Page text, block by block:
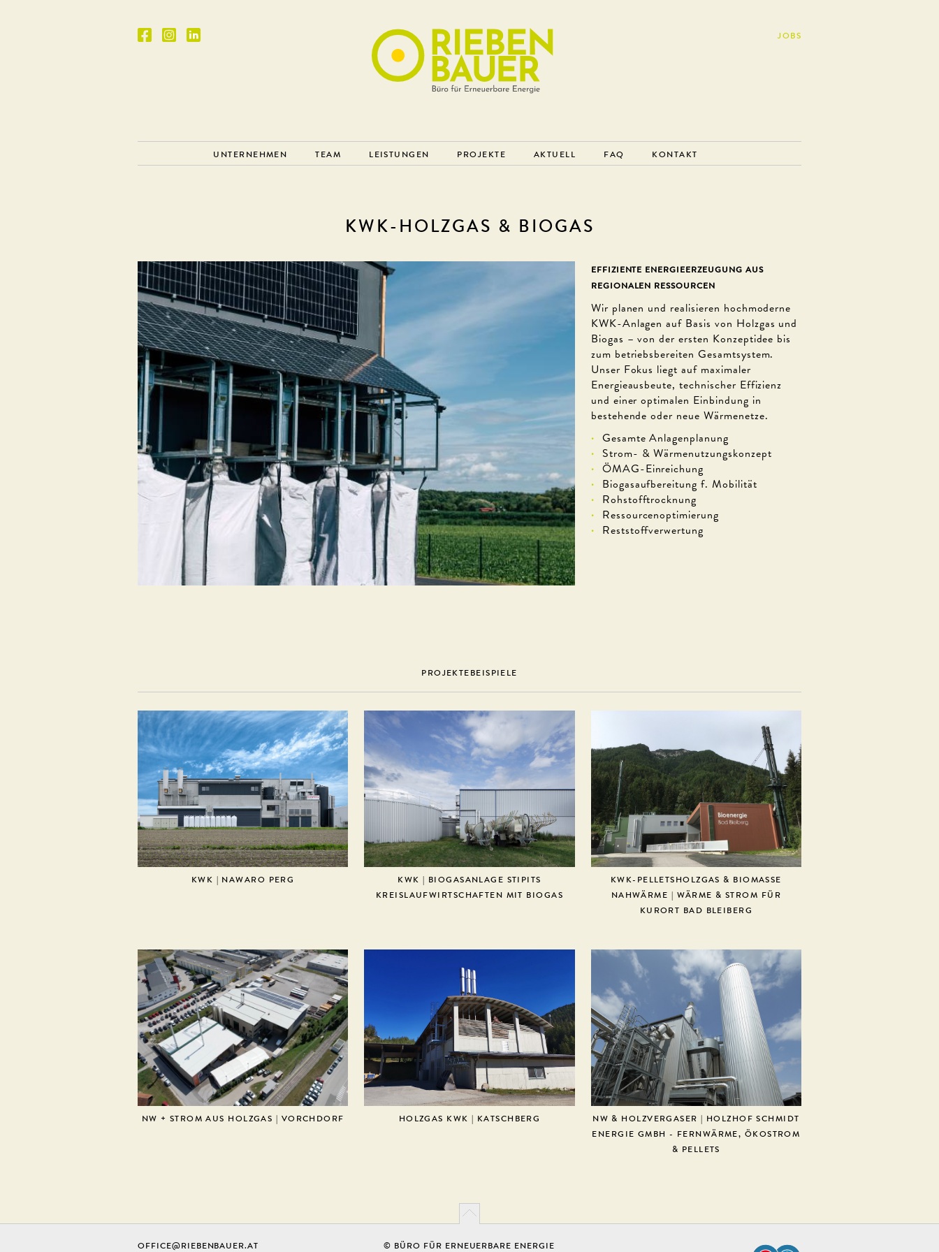
JOBS
UNTERNEHMEN TEAM LEISTUNGEN PROJEKTE AKTUELL FAQ KONTAKT
KWK-HOLZGAS & BIOGAS
EFFIZIENTE ENERGIEERZEUGUNG AUS
REGIONALEN RESSOURCEN
Wir planen und realisieren hochmoderne
KWK-Anlagen auf Basis von Holzgas und
Biogas – von der ersten Konzeptidee bis
zum betriebsbereiten Gesamtsystem.
Unser Fokus liegt auf maximaler
Energieausbeute, technischer Effizienz
und einer optimalen Einbindung in
bestehende oder neue Wärmenetze.
Gesamte Anlagenplanung
Strom- & Wärmenutzungskonzept
ÖMAG-Einreichung
Biogasaufbereitung f. Mobilität
Rohstofftrocknung
Ressourcenoptimierung
Reststoffverwertung
PROJEKTEBEISPIELE
KWK | NAWARO PERG
KWK | BIOGASANLAGE STIPITS
KREISLAUFWIRTSCHAFTEN MIT BIOGAS
KWK-PELLETSHOLZGAS & BIOMASSE
NAHWÄRME | WÄRME & STROM FÜR
KURORT BAD BLEIBERG
NW + STROM AUS HOLZGAS | VORCHDORF HOLZGAS KWK | KATSCHBERG
NW & HOLZVERGASER | HOLZHOF SCHMIDT
ENERGIE GMBH - FERNWÄRME, ÖKOSTROM
& PELLETS
OFFICE@RIEBENBAUER.AT © BÜRO FÜR ERNEUERBARE ENERGIE